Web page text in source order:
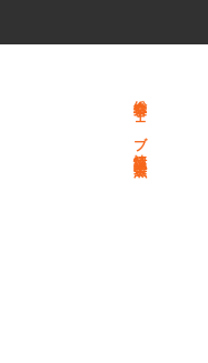
総合文学ウェブ情報誌 文学金魚